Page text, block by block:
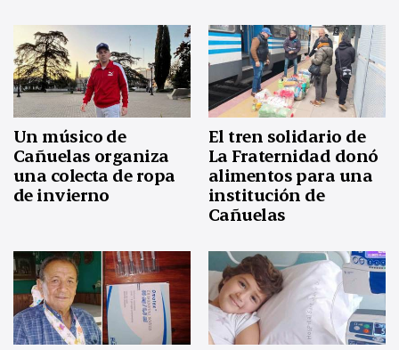
Un músico de
Cañuelas organiza
una colecta de ropa
de invierno
El tren solidario de
La Fraternidad donó
alimentos para una
institución de
Cañuelas